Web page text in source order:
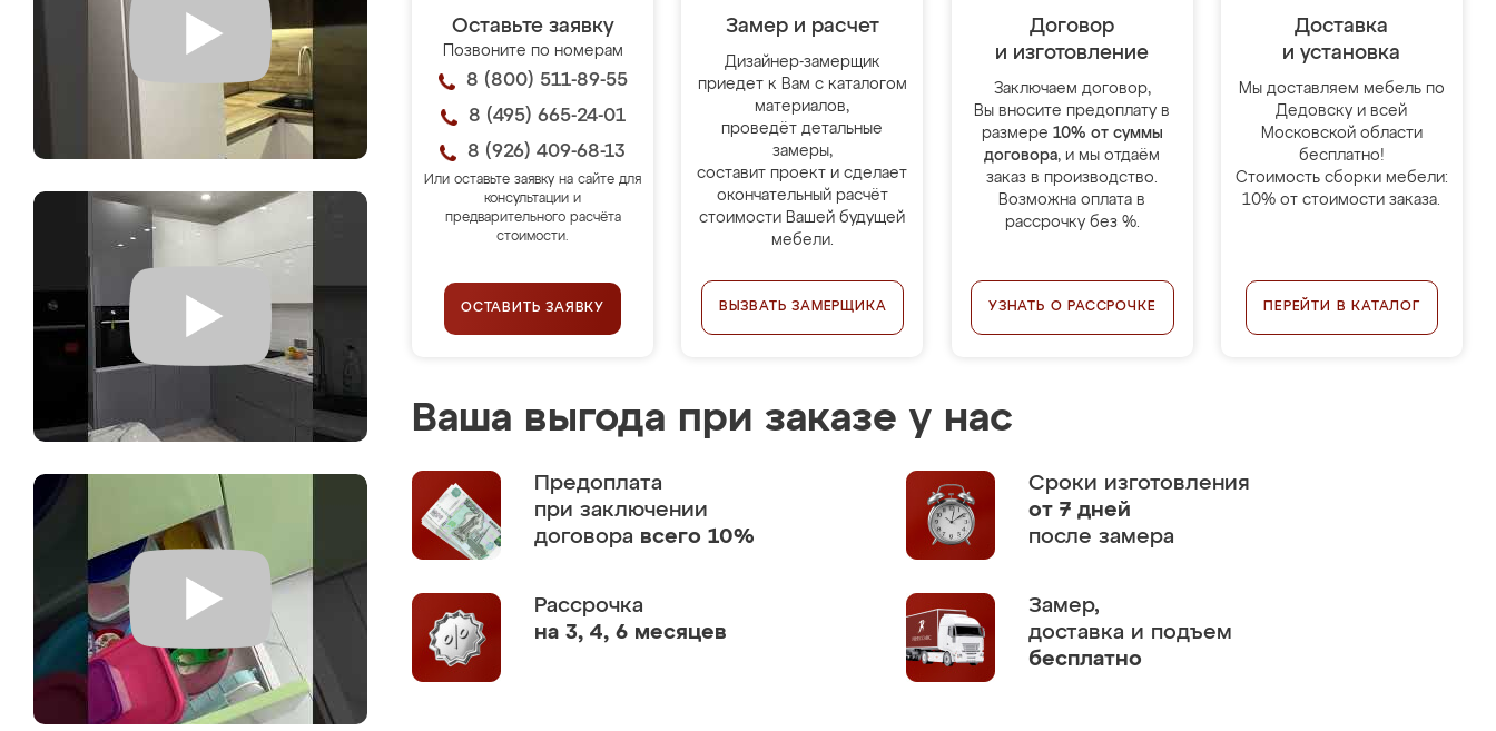
Оставьте заявку
Позвоните по номерам
8 (800) 511-89-55
8 (495) 665-24-01
8 (926) 409-68-13
Или оставьте заявку на сайте для
консультации и
предварительного расчёта
стоимости.
ОСТАВИТЬ ЗАЯВКУ
Замер и расчет
Дизайнер-замерщик
приедет к Вам с каталогом
материалов,
проведёт детальные
замеры,
составит проект и сделает
окончательный расчёт
стоимости Вашей будущей
мебели.
ВЫЗВАТЬ ЗАМЕРЩИКА
Договор
и изготовление
Заключаем договор,
Вы вносите предоплату в
размере 10% от суммы
договора, и мы отдаём
заказ в производство.
Возможна оплата в
рассрочку без %.
УЗНАТЬ О РАССРОЧКЕ
Доставка
и установка
Мы доставляем мебель по
Дедовску и всей
Московской области
бесплатно!
Стоимость сборки мебели:
10% от стоимости заказа.
ПЕРЕЙТИ В КАТАЛОГ
Ваша выгода при заказе у нас
Предоплата
при заключении
договора всего 10%
Сроки изготовления
от 7 дней
после замера
Рассрочка
на 3, 4, 6 месяцев
Замер,
доставка и подъем
бесплатно